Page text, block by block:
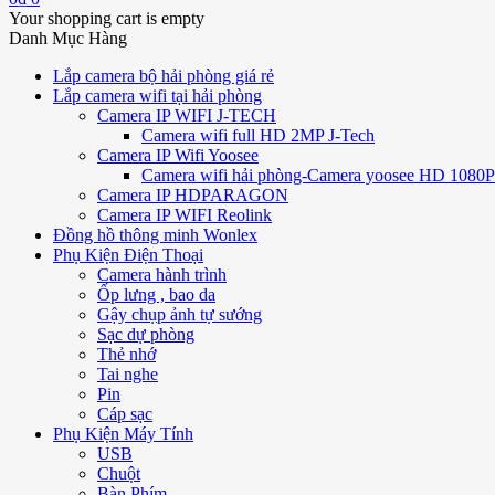
Your shopping cart is empty
Danh Mục Hàng
Lắp camera bộ hải phòng giá rẻ
Lắp camera wifi tại hải phòng
Camera IP WIFI J-TECH
Camera wifi full HD 2MP J-Tech
Camera IP Wifi Yoosee
Camera wifi hải phòng-Camera yoosee HD
Camera IP HDPARAGON
Camera IP WIFI Reolink
Đồng hồ thông minh Wonlex
Phụ Kiện Điện Thoại
Camera hành trình
Ốp lưng , bao da
Gậy chụp ảnh tự sướng
Sạc dự phòng
Thẻ nhớ
Tai nghe
Pin
Cáp sạc
Phụ Kiện Máy Tính
USB
Chuột